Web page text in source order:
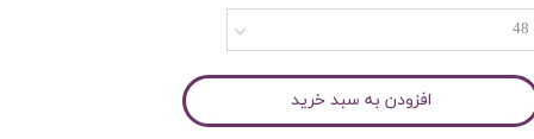
48
افزودن به سبد خرید